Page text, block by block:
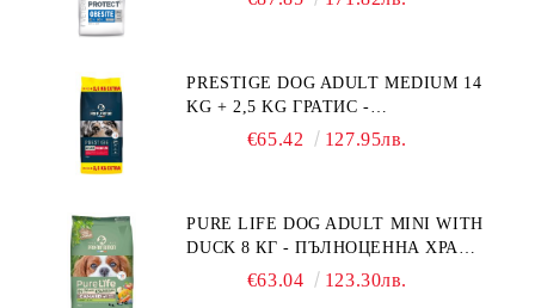
"РЕГУЛИРАНЕ НА ВНОСА НА
ГЛЮКОЗА (DIABETES MELLITUS)."
PRESTIGE DOG ADULT MEDIUM 14
KG + 2,5 KG ГРАТИС -
ПЪЛНОЦЕННА ХРАНА ЗА
€65.42 127.95лв.
PURE LIFE DOG ADULT MINI WITH
DUCK 8 КГ - ПЪЛНОЦЕННА ХРАНА
ЗА ПОРАСНАЛИ КУЧЕТА ОТ
€63.04 123.30лв.